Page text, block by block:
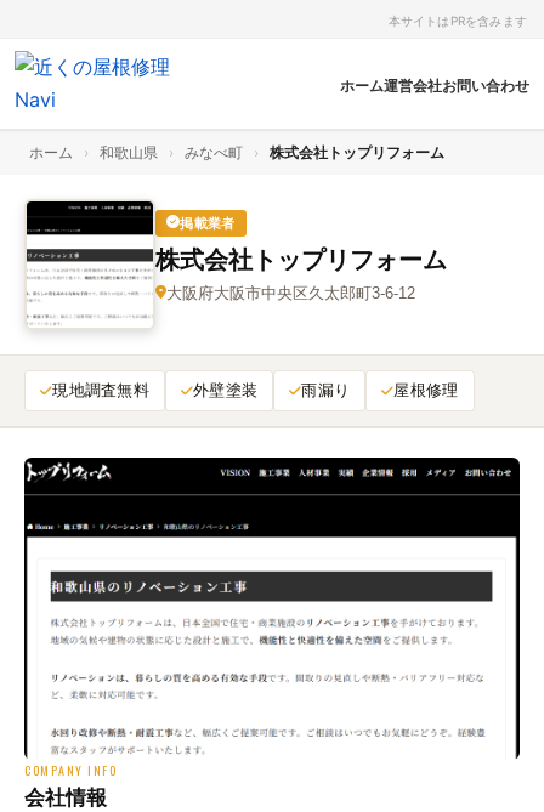
本サイトはPRを含みます
ホーム運営会社お問い合わせ
ホーム › 和歌山県 › みなべ町 › 株式会社トップリフォーム
掲載業者
株式会社トップリフォーム
大阪府大阪市中央区久太郎町3-6-12
現地調査無料 外壁塗装 雨漏り 屋根修理
COMPANY INFO
会社情報